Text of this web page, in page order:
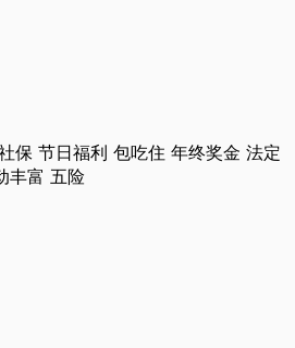
保 节日福利 包吃住 年终奖金 法定
丰富 五险